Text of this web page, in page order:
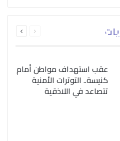
الصفحةالصفحة
الدولي..
تؤكد
متكامل
المخدرات
عقب استهداف مواطن أمام
كنيسة.. التوترات الأمنية
تتصاعد في اللاذقية